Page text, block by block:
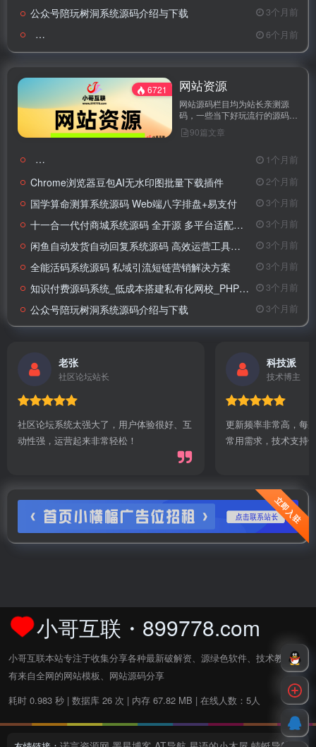
公众号陪玩树洞系统源码介绍与下载 3个月前
乐秀录屏
6个月前
6721 网站资源
网站源码栏目均为站长亲测源
码，一些当下好玩流行的源码及
时更新，小白均可搭建。
90篇文章
图片自动
1个月前
Chrome浏览器豆包AI无水印图批量下载插件 2个月前
国学算命测算系统源码 Web端八字排盘+易支付 3个月前
十一合一代付商城系统源码 全开源 多平台适配商用版 3个月前
闲鱼自动发货自动回复系统源码 高效运营工具详解 3个月前
全能活码系统源码 私域引流短链营销解决方案 3个月前
知识付费源码系统_低成本搭建私有化网校_PHP专业建站方案 3个月前
公众号陪玩树洞系统源码介绍与下载 3个月前
老张
社区论坛站长
社区论坛系统太强大了，用户体验很好、互
动性强，运营起来非常轻松！
科技派
技术博主
更新频率非常高，每
常用需求，技术支持
立即入驻
小哥互联・899778.com
小哥互联本站专注于收集分享各种最新破解资、源绿色软件、技术教程,还
有来自全网的网站模板、网站源码分享
耗时 0.983 秒 | 数据库 26 次 | 内存 67.82 MB | 在线人数：5人